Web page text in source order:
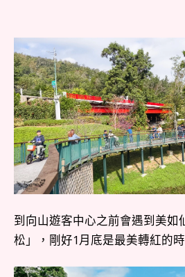
到向山遊客中心之前會遇到美如
松」，剛好1月底是最美轉紅的時